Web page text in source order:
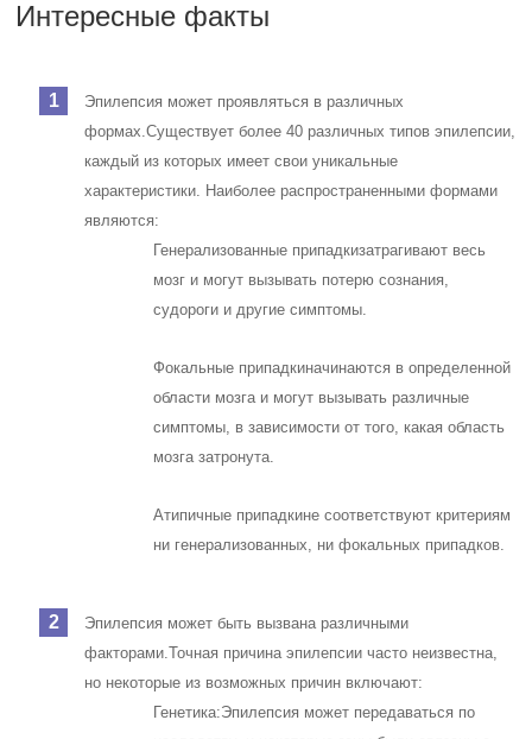
Интересные факты
Эпилепсия может проявляться в различных
формах.Существует более 40 различных типов эпилепсии,
каждый из которых имеет свои уникальные
характеристики. Наиболее распространенными формами
являются:
Генерализованные припадкизатрагивают весь
мозг и могут вызывать потерю сознания,
судороги и другие симптомы.
Фокальные припадкиначинаются в определенной
области мозга и могут вызывать различные
симптомы, в зависимости от того, какая область
мозга затронута.
Атипичные припадкине соответствуют критериям
ни генерализованных, ни фокальных припадков.
Эпилепсия может быть вызвана различными
факторами.Точная причина эпилепсии часто неизвестна,
но некоторые из возможных причин включают:
Генетика:Эпилепсия может передаваться по